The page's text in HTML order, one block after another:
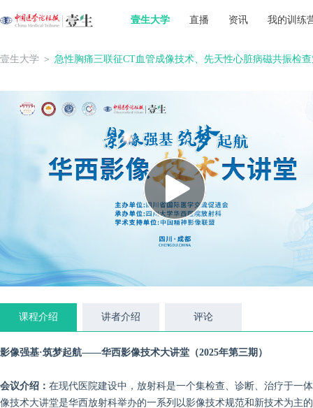
壹生大学 直播 资讯 我的训练
壹生大学 ＞ 急性胸痛三联征CT血管成像技术、先天性心脏病磁共振检
课程介绍 讲者介绍 评论
影像强基·筑梦起航——华西影像技术大讲堂（2025年第三期）
会议介绍： 在现代医院建设中，放射科是一个集检查、诊断、治疗于一
像技术大讲堂是华西放射科举办的一系列以影像技术规范和新技术为主